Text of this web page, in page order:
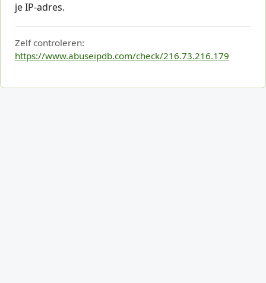
je IP-adres.
Zelf controleren:
https://www.abuseipdb.com/check/216.73.216.179